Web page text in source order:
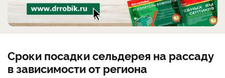
Сроки посадки сельдерея на рассаду
в зависимости от региона